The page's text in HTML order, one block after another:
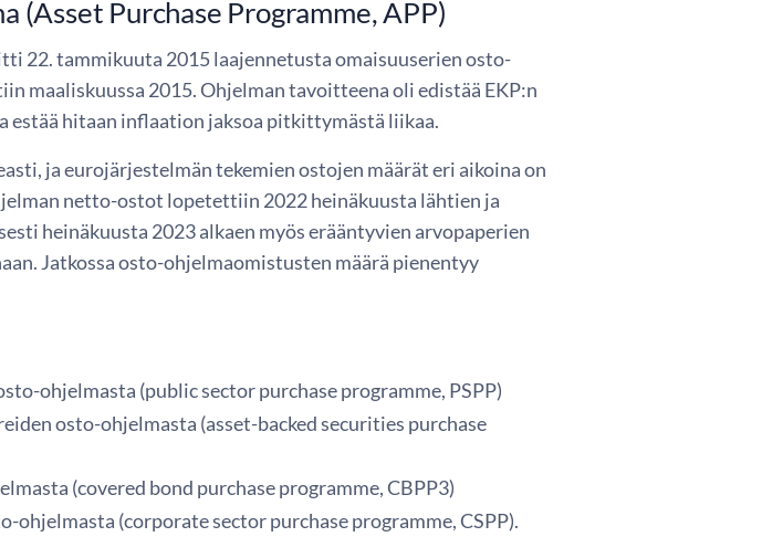
(Asset Purchase Programme, APP)
22. tammikuuta 2015 laajennetusta omaisuuserien osto-
maaliskuussa 2015. Ohjelman tavoitteena oli edistää EKP:n
estää hitaan inflaation jaksoa pitkittymästä liikaa.
ja eurojärjestelmän tekemien ostojen määrät eri aikoina on
netto-ostot lopetettiin 2022 heinäkuusta lähtien ja
heinäkuusta 2023 alkaen myös erääntyvien arvopaperien
Jatkossa osto-ohjelmaomistusten määrä pienentyy
ohjelmasta (public sector purchase programme, PSPP)
osto-ohjelmasta (asset-backed securities purchase
(covered bond purchase programme, CBPP3)
(corporate sector purchase programme, CSPP).